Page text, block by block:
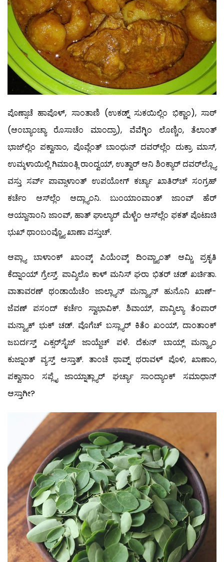
ಪೊಣ್ಸಾಚೆ ಹಾಪೊಳ್, ಸಾಂತಾಣಿ (ಉಕಡ್ನ್ ಸುಕಯಿಲ್ಲಿಂ ಭಿಕ್ಣಾಂ), ಸಾಠ್
(ಆಂಬ್ಯಾಂಚ್ಯಾ ರೊಸಾಚೆಂ ಮಾಂದ್ರಾ), ವೆವೆಗ್ಳಿಂ ಲೊಣ್ಚಿಂ, ತೆಲಾಂತ್
ಭಾಜ್‍ಲ್ಲಿಂ ಪಕ್ವಾನಾಂ, ಪೊವ್ಲೆಂತ್ ಬಾಂಧುನ್ ದವರ್‌ಲ್ಲೆಂ ದುಕ್ರಾ ಮಾಸ್,
ಉಮ್ಕಳಾಯಿಲ್ಲಿ ಗಿಮಾಂತ್ಲಿ ರಾಂದ್ವಯ್, ಉತ್ವಾರ್ ಆನಿ ಶಿಂಕ್ಯಾರ್ ದವರ್‌ಲ್ಲ್ಯೊ
ವಸ್ತು ಸರ್ವ್ ಪಾವ್ಸಾಳಾಂತ್ ಉಪಯೋಗ್ ಕರ್ಚ್ಯಾ ಖಾತಿರ್‌ಚ್ ಸಂಗ್ರಹ್
ಕರ್ಚೆಂ ಆಸ್‍ಲ್ಲೆಂ ಆದ್ಲ್ಯಾಂನಿ. ಬುಂಯಾಂವಾಂತ್ ಜಾಂವ್ ಹೆರ್
ಆಯ್ದಾನಾಂನಿ ಜಾಂವ್, ಹಾತ್ ಘಾಲ್ಯಾರ್ ಮೆಳ್ಚೆಂ ಆಸ್‍ಲ್ಲೆಂ ಫಕತ್ ಪೊಟಾಚಿ
ಭುಖ್ ಥಾಂಬಂವ್ಚ್ಯೊ ಖಾಣಾ ವಸ್ತುಚ್.
ಆಪ್ಲ್ಯಾ ಬಾಳಾಂಕ್ ಖಾಂವ್ಕ್ ಪಿಯೆಂವ್ಕ್ ದಿಂವ್ಚ್ಯಾಂತ್ ಆಮ್ಚಿ ಪ್ರಕೃತಿ
ಕೆದ್ನಾಂಯ್ ಗ್ರೇಸ್ತ್. ಪಾವ್ಶಿಲೊ ಕಾಳ್ ಮನಿಸ್ ಘರಾ ಭಿತರ್ ಚಡ್ ಖರ್ಚಿತಾ.
ವಾತಾವರಣ್ ಥಂಡಾಯೆಚೆಂ ಜಾಲ್ಲ್ಯಾನ್ ಮನ್ಶ್ಯಾನ್ ಹುನೊನಿ ಖಾಣ್-
ಜೆವಣ್ ಪಸಂದ್ ಕರ್ಚೆಂ ಸ್ವಾಭಾವಿಕ್. ಶಿವಾಯ್, ಪಾವ್ಶಿಲ್ಯಾ ತೆಂಪಾರ್
ಮನ್ಶ್ಯಾಕ್ ಭುಕ್ ಚಡ್. ವೊಗೆಚ್ ಬಸ್ಲ್ಯಾರ್ ಕಿತೆಂ ಖಂಯ್, ದಾಂತಾಂಕ್
ಜಬರ್ದಸ್ತ್ ಎಕ್ಸರ್‌ಸೈಜ್ ಜಾಯ್ಜೆಚ್ ಪಳೆ. ದೆಕುನ್ ಬಾಯ್ಲ್ ಮನ್ಶ್ಯಾಂ
ಕುಜ್ನಾಂತ್ ವ್ಯಸ್ತ್ ಆಸ್ತಾತ್. ತಾಂಚೆ ಥಾವ್ನ್ ಥರಾವಳ್ ಪೊಳಿ, ಖಾಣಾಂ,
ಪಕ್ವಾನಾಂ ಸಪ್ಲೈ ಜಾಯ್ನಾತ್ಲ್ಯಾರ್ ಘರ್ಚ್ಯಾ ಸಾಂದ್ಯಾಂಕ್ ಸಮಾಧಾನ್
ಆಸ್ತಾಗೀ?